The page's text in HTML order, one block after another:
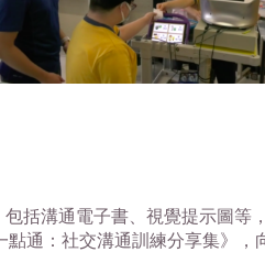
溝通電子書、視覺提示圖等
通：社交溝通訓練分享集》，